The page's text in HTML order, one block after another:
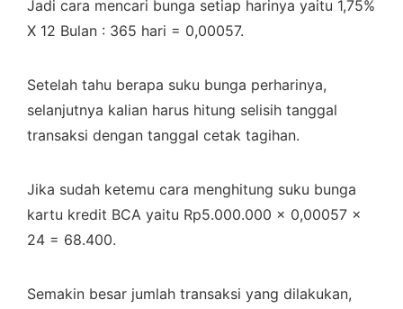
Jadi cara mencari bunga setiap harinya yaitu 1,75%
X 12 Bulan : 365 hari = 0,00057.
Setelah tahu berapa suku bunga perharinya,
selanjutnya kalian harus hitung selisih tanggal
transaksi dengan tanggal cetak tagihan.
Jika sudah ketemu cara menghitung suku bunga
kartu kredit BCA yaitu Rp5.000.000 x 0,00057 x
24 = 68.400.
Semakin besar jumlah transaksi yang dilakukan,